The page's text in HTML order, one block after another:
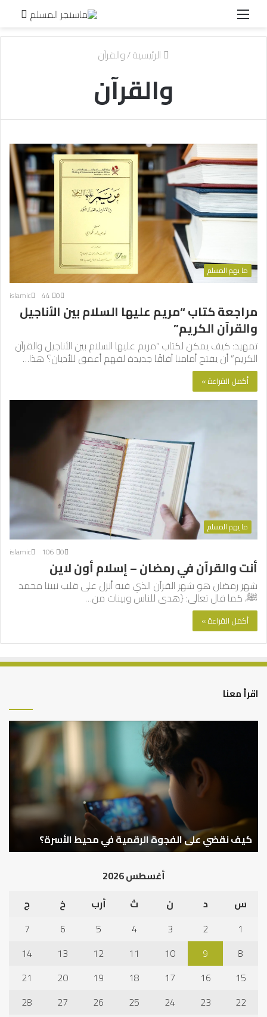
القائمة
الرئيسية/والقرآن
والقرآن
ما يهم المسلم
islamic
0
مراجعة كتاب “مريم عليها السلام بين الأناجيل
والقرآن الكريم”
تمهيد: كيف يمكن لكتاب “مريم عليها السلام بين الأناجيل والقرآن
الكريم” أن يفتح أمامنا آفاقًا جديدة لفهم أعمق للأديان؟ هذا…
أكمل القراءة »
ما يهم المسلم
islamic
0
أنت والقرآن في رمضان – إسلام أون لاين
شهر رمضان هو شهر القرآن الذي فيه أنزل على قلب نبينا محمد
ﷺ، كما قال تعالى: {هدى للناس وبينات من…
أكمل القراءة »
اقرأ معنا
كيف
الأسرة؟
كيف نقضي على الفجوة الرقمية في محيط الأسرة؟
أغسطس 2026
س
د ن ث أرب خ
ج
1
2
3
4
5
6
7
8
9
10
11
12
13
14
15
16
17
18
19
20
21
22
23
24
25
26
27
28